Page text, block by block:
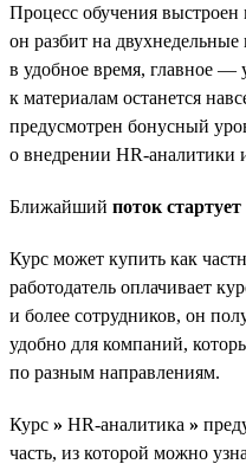
Процесс обучения
он разбит на
в удобное время, главное —
к материалам останется
предусмотрен бонусный
о внедрении HR-аналитики
Ближайший поток
Курс может купить как
работодатель оплачивает
и более сотрудников, он
удобно для компаний,
по разным направлениям.
Курс » HR-аналитика »
часть, из которой можно